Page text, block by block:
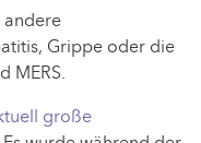
Grippe oder die
MERS.
große